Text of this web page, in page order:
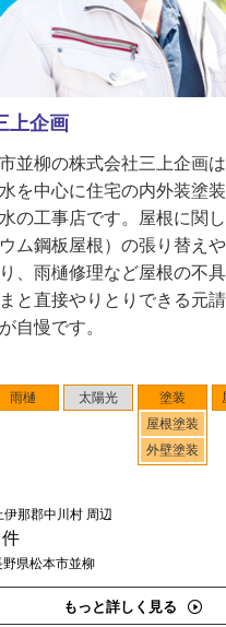
雨樋 太陽光
塗装
屋根塗装
外壁塗装
伊那郡中川村 周辺
件
県松本市並柳
もっと詳しく見る
上企画
並柳の株式会社三上企画
を中心に住宅の内外装塗
の工事店です。屋根に関
ウム鋼板屋根）の張り替え
、雨樋修理など屋根の不
と直接やりとりできる元請
自慢です。